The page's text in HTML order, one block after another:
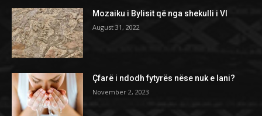
Mozaiku i Bylisit që nga shekulli i VI
August 31, 2022
Çfarë i ndodh fytyrës nëse nuk e lani?
November 2, 2023